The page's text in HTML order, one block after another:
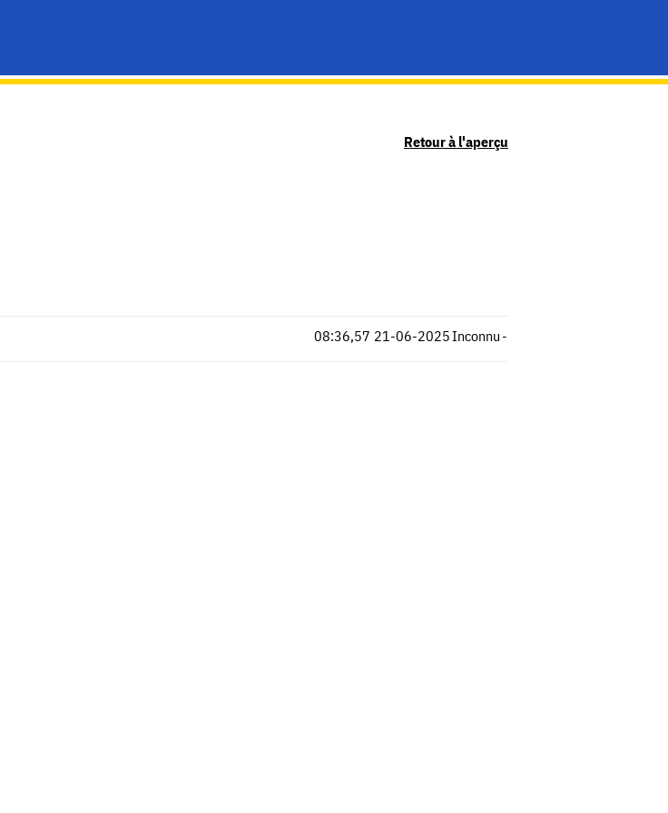
Retour à l'aperçu
Inconnu
08:36,57 -
21-06-2025